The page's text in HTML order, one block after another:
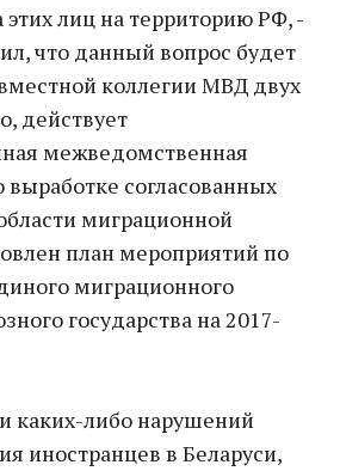
этих лиц на территорию РФ, -
что данный вопрос будет
коллегии МВД двух
действует
межведомственная
выработке согласованных
миграционной
план мероприятий по
миграционного
государства на 2017-
каких-либо нарушений
иностранцев в Беларуси,